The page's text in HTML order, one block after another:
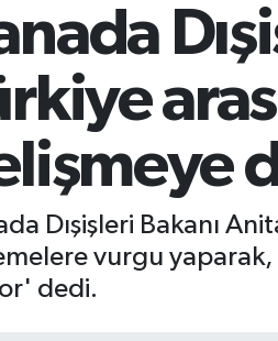
Dışişleri Bakanı
vurgu
dedi.
ve Fikstür